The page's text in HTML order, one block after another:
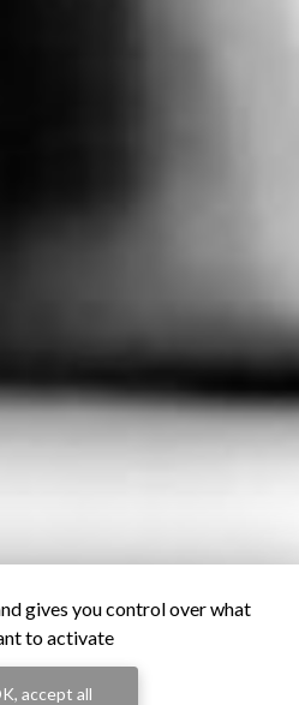
gives you control over what
to activate
accept all